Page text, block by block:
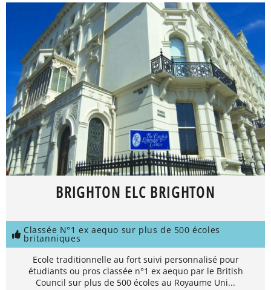
BRIGHTON ELC BRIGHTON
Classée N°1 ex aequo sur plus de 500 écoles
britanniques
Ecole traditionnelle au fort suivi personnalisé pour
étudiants ou pros classée n°1 ex aequo par le British
Council sur plus de 500 écoles au Royaume Uni...